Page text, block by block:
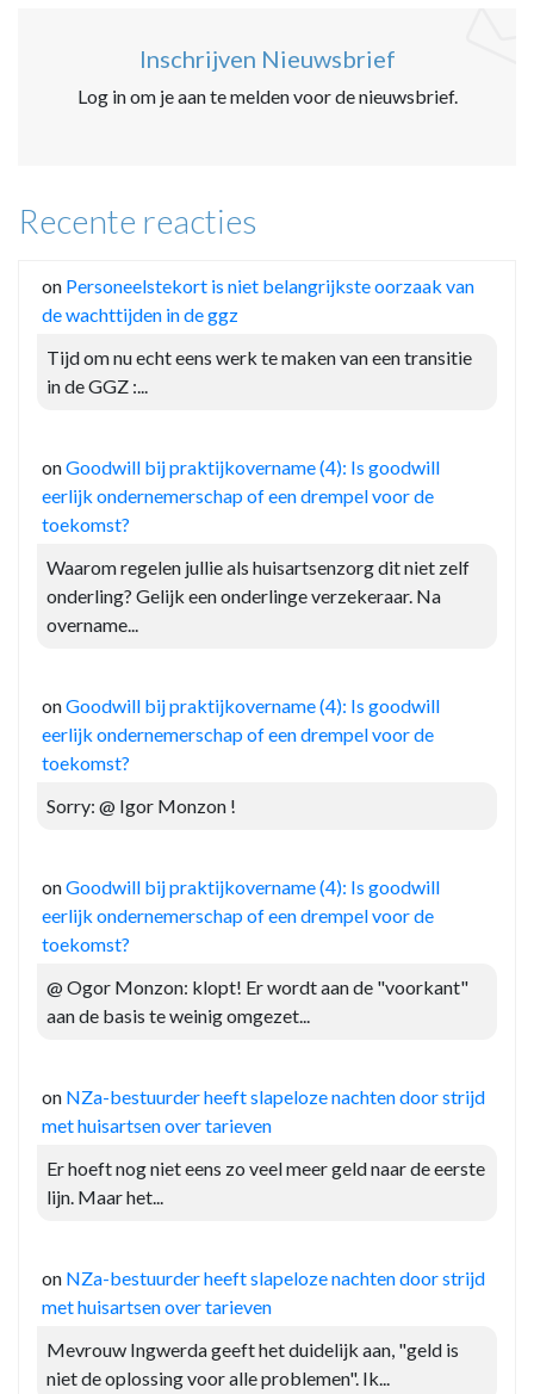
Inschrijven Nieuwsbrief
Log in om je aan te melden voor de nieuwsbrief.
Recente reacties
on Personeelstekort is niet belangrijkste oorzaak van
de wachttijden in de ggz
Tijd om nu echt eens werk te maken van een transitie
in de GGZ :...
onGoodwill bij praktijkovername (4): Is goodwill
eerlijk ondernemerschap of een drempel voor de
toekomst?
Waarom regelen jullie als huisartsenzorg dit niet zelf
onderling? Gelijk een onderlinge verzekeraar. Na
overname...
onGoodwill bij praktijkovername (4): Is goodwill
eerlijk ondernemerschap of een drempel voor de
toekomst?
Sorry: @ Igor Monzon !
onGoodwill bij praktijkovername (4): Is goodwill
eerlijk ondernemerschap of een drempel voor de
toekomst?
@ Ogor Monzon: klopt! Er wordt aan de "voorkant"
aan de basis te weinig omgezet...
on NZa-bestuurder heeft slapeloze nachten door strijd
met huisartsen over tarieven
Er hoeft nog niet eens zo veel meer geld naar de eerste
lijn. Maar het...
on NZa-bestuurder heeft slapeloze nachten door strijd
met huisartsen over tarieven
Mevrouw Ingwerda geeft het duidelijk aan, "geld is
niet de oplossing voor alle problemen". Ik...